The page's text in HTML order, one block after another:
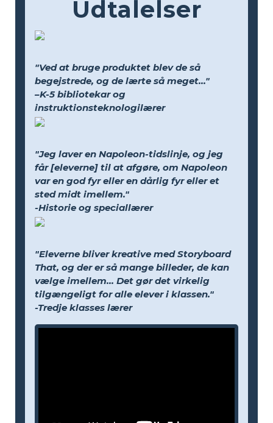
Udtalelser
"Ved at bruge produktet blev de så
begejstrede, og de lærte så meget..."
–K-5 bibliotekar og
instruktionsteknologilærer
"Jeg laver en Napoleon-tidslinje, og jeg
får [eleverne] til at afgøre, om Napoleon
var en god fyr eller en dårlig fyr eller et
sted midt imellem."
-Historie og speciallærer
"Eleverne bliver kreative med Storyboard
That, og der er så mange billeder, de kan
vælge imellem... Det gør det virkelig
tilgængeligt for alle elever i klassen."
-Tredje klasses lærer